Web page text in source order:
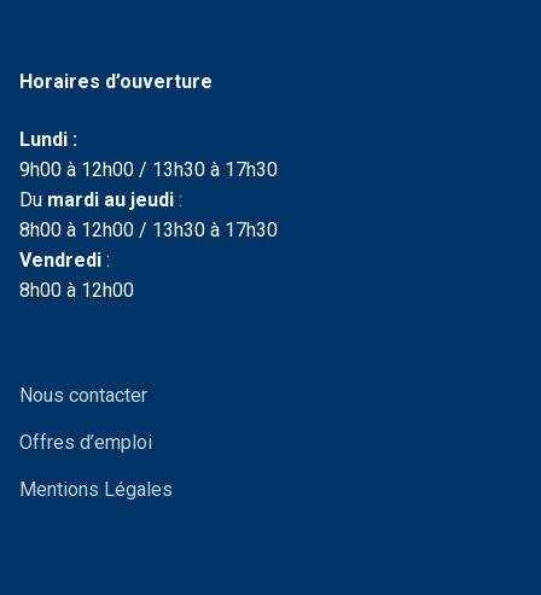
Horaires d’ouverture
Lundi :
9h00 à 12h00 / 13h30 à 17h30
Du mardi au jeudi :
8h00 à 12h00 / 13h30 à 17h30
Vendredi :
8h00 à 12h00
Nous contacter
Offres d’emploi
Mentions Légales